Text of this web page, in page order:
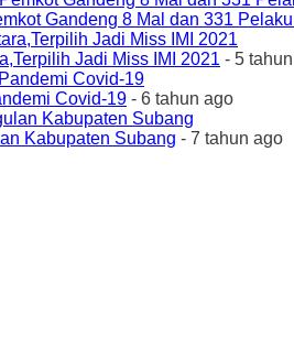
Gandeng 8 Mal dan 331
Jadi Miss IMI 2021 - 5
Covid-19 - 6 tahun ago
Kabupaten Subang - 7 tahun ago